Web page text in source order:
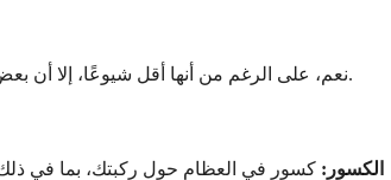
نعم، على الرغم من أنها أقل شيوعًا، إلا أن بعض السقوط يمكن أن يسبب إصابات تتطلب رعاية أكثر كثافة. هذه الحالات نادرة، لكن معرفتها تساعدك على التعرف على متى قد يحتاج شيء ما إلى اهتمام عاجل.
الكسور: كسور في العظام حول ركبتك، بما في